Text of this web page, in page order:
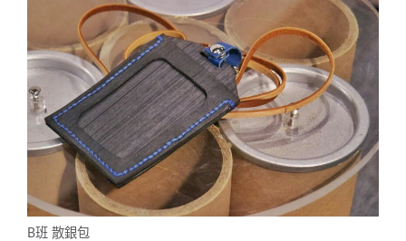
B班 散銀包